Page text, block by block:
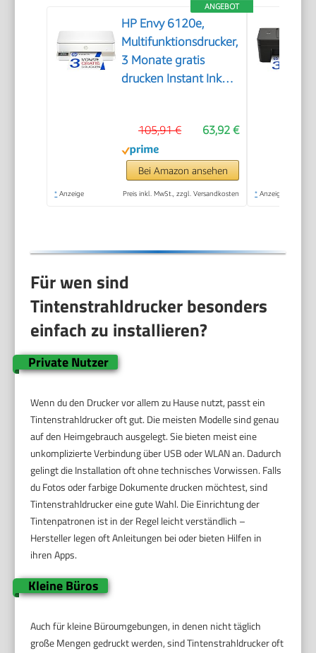
ANGEBOT
HP Envy 6120e,
Multifunktionsdrucker,
3 Monate gratis
drucken Instant Ink
Mobiler Faxversand,
Wi-Fi, Beidseitiger
Druck
63,92 €
105,91 €
Bei Amazon ansehen
* Anzeige Preis inkl. MwSt., zzgl. Versandkosten * Anzeige
Für wen sind
Tintenstrahldrucker besonders
einfach zu installieren?
Private Nutzer
Wenn du den Drucker vor allem zu Hause nutzt, passt ein
Tintenstrahldrucker oft gut. Die meisten Modelle sind genau
auf den Heimgebrauch ausgelegt. Sie bieten meist eine
unkomplizierte Verbindung über USB oder WLAN an. Dadurch
gelingt die Installation oft ohne technisches Vorwissen. Falls
du Fotos oder farbige Dokumente drucken möchtest, sind
Tintenstrahldrucker eine gute Wahl. Die Einrichtung der
Tintenpatronen ist in der Regel leicht verständlich –
Hersteller legen oft Anleitungen bei oder bieten Hilfen in
ihren Apps.
Kleine Büros
Auch für kleine Büroumgebungen, in denen nicht täglich
große Mengen gedruckt werden, sind Tintenstrahldrucker oft